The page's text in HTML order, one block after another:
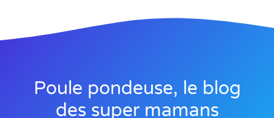
Poule pondeuse, le blog
des super mamans